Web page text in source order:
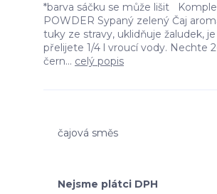
*barva sáčku se může lišit
POWDER Sypaný zelený Čaj
tuky ze stravy, uklidňuje žaludek,
přelijete 1/4 l vroucí vody. Nechte
čern... celý popis
čajová směs
Nejsme plátci DPH